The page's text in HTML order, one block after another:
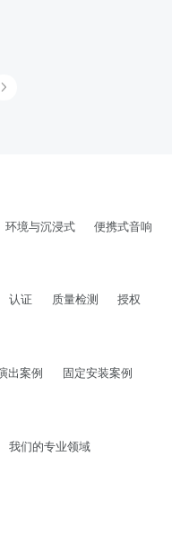
环境与沉浸式 便携式音响
认证 质量检测 授权
出案例 固定安装案例
我们的专业领域